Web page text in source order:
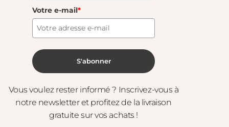
Votre e-mail*
S'abonner
Vous voulez rester informé ? Inscrivez-vous à
notre newsletter et profitez de la livraison
gratuite sur vos achats !